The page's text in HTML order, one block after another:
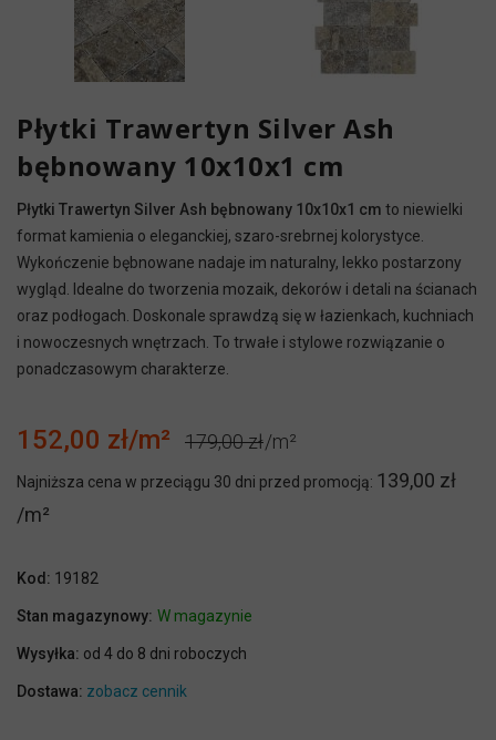
Płytki Trawertyn Silver Ash
bębnowany 10x10x1 cm
Płytki Trawertyn Silver Ash bębnowany 10x10x1 cm to niewielki
format kamienia o eleganckiej, szaro-srebrnej kolorystyce.
Wykończenie bębnowane nadaje im naturalny, lekko postarzony
wygląd. Idealne do tworzenia mozaik, dekorów i detali na ścianach
oraz podłogach. Doskonale sprawdzą się w łazienkach, kuchniach
i nowoczesnych wnętrzach. To trwałe i stylowe rozwiązanie o
ponadczasowym charakterze.
152,00 zł 179,00 zł
Najniższa cena w przeciągu 30 dni przed promocją: 139,00 zł
Kod: 19182
Stan magazynowy: W magazynie
Wysyłka: od 4 do 8 dni roboczych
Dostawa: zobacz cennik